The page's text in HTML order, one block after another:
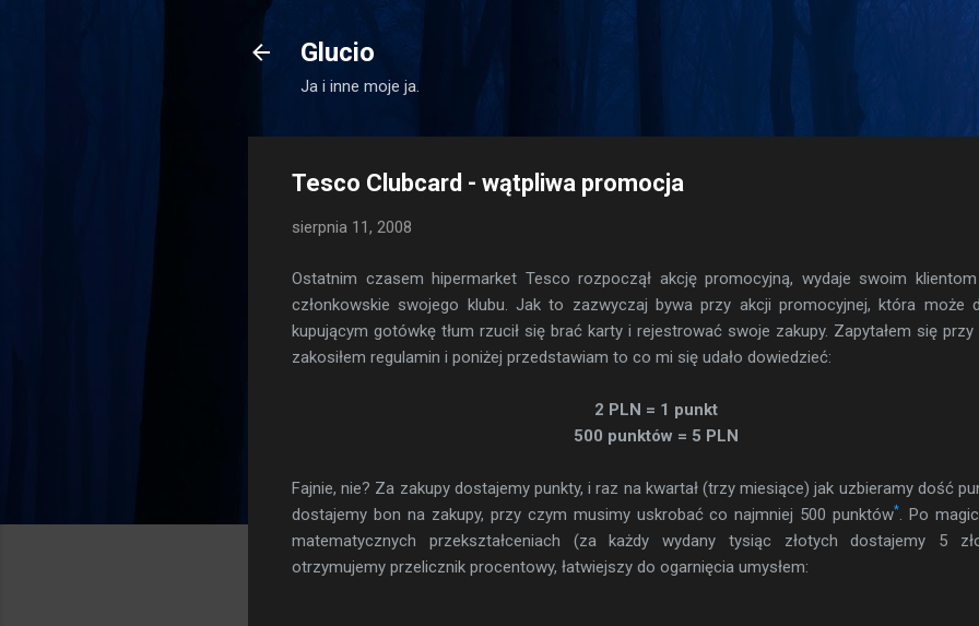
Glucio
Ja i inne moje ja.
Tesco Clubcard - wątpliwa promocja
sierpnia 11, 2008
Ostatnim czasem hipermarket Tesco rozpoczął akcję promocyjną, wydaje swoim
członkowskie swojego klubu. Jak to zazwyczaj bywa przy akcji promocyjnej, która może
kupującym gotówkę tłum rzucił się brać karty i rejestrować swoje zakupy. Zapytałem się przy
zakosiłem regulamin i poniżej przedstawiam to co mi się udało dowiedzieć:
2 PLN = 1 punkt
500 punktów = 5 PLN
Fajnie, nie? Za zakupy dostajemy punkty, i raz na kwartał (trzy miesiące) jak uzbieramy dość
dostajemy bon na zakupy, przy czym musimy uskrobać co najmniej 500 punktów*
. Po
matematycznych przekształceniach (za każdy wydany tysiąc złotych dostajemy 5
otrzymujemy przelicznik procentowy, łatwiejszy do ogarnięcia umysłem: